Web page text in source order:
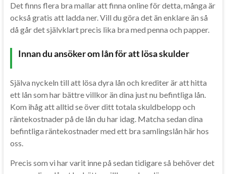
Det finns flera bra mallar att finna online för detta, många är
också gratis att ladda ner. Vill du göra det än enklare än så
då går det självklart precis lika bra med penna och papper.
Innan du ansöker om lån för att lösa skulder
Själva nyckeln till att lösa dyra lån och krediter är att hitta
ett lån som har bättre villkor än dina just nu befintliga lån.
Kom ihåg att alltid se över ditt totala skuldbelopp och
räntekostnader på de lån du har idag. Matcha sedan dina
befintliga räntekostnader med ett bra samlingslån här hos
oss.
Precis som vi har varit inne på sedan tidigare så behöver det